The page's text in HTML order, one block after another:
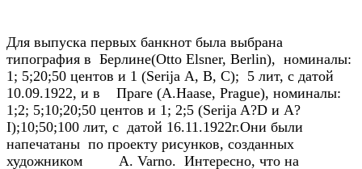
Для выпуска первых банкнот была выбрана
типография в Берлине(Otto Elsner, Berlin), номиналы:
1; 5;20;50 центов и 1 (Serija А, B, C); 5 лит, с датой
10.09.1922, и в Праге (A.Haase, Prague), номиналы:
1;2; 5;10;20;50 центов и 1; 2;5 (Serija A?D и A?
I);10;50;100 лит, с датой 16.11.1922г.Они были
напечатаны по проекту рисунков, созданных
художником A. Varno. Интересно, что на